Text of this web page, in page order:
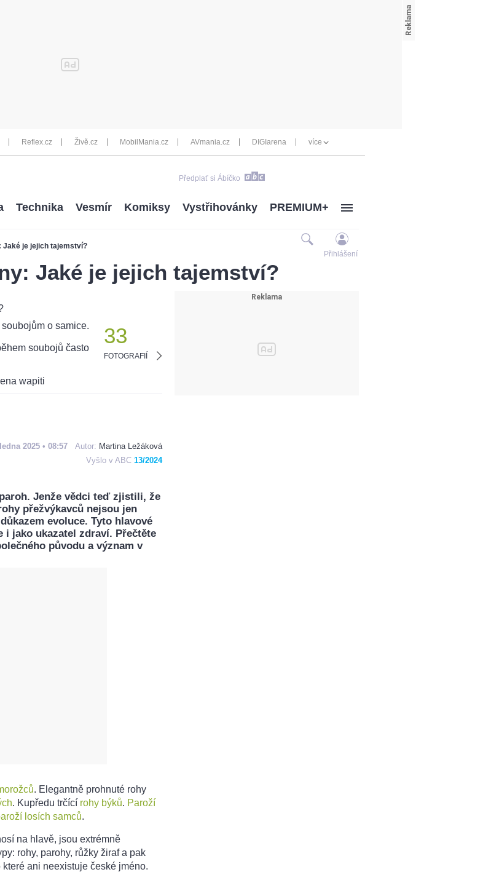
Reflex.cz Živě.cz MobilMania.cz AVmania.cz DIGIarena více
Předplať si Ábíčko
Jaké je jejich tajemství?
Technika Vesmír Komiksy Vystřihovánky PREMIUM+
Přihlášení
Jaké je jejich tajemství?
33
FOTOGRAFIÍ
2025 • 08:57 Autor: Martina Ležáková
Vyšlo v ABC 13/2024
Jenže vědci teď zjistili, že
přežvýkavců nejsou jen
evoluce. Tyto hlavové
jako ukazatel zdraví. Přečtěte
původu a význam v
. Elegantně prohnuté rohy
. Kupředu trčící rohy býků. Paroží
losích samců.
na hlavě, jsou extrémně
rohy, parohy, růžky žiraf a pak
ani neexistuje české jméno.